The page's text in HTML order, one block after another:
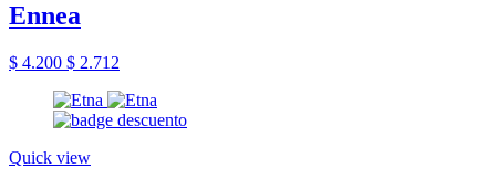
Ennea
$ 4.200 $ 2.712
Quick view